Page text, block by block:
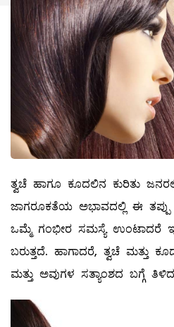
ತ್ವಚೆ ಹಾಗೂ ಕೂದಲಿನ ಕುರಿತು
ಜಾಗರೂಕತೆಯ ಅಭಾವದಲ್ಲಿ ಈ ತಪ್ಪು
ಒಮ್ಮೆ ಗಂಭೀರ ಸಮಸ್ಯೆ ಉಂಟಾದರೆ
ಬರುತ್ತದೆ. ಹಾಗಾದರೆ, ತ್ವಚೆ ಮತ್ತು
ಮತ್ತು ಅವುಗಳ ಸತ್ಯಾಂಶದ ಬಗ್ಗೆ